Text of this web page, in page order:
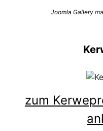
Joomla Gallery
zum